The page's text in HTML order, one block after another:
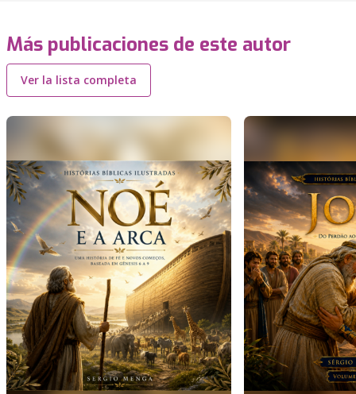
Más publicaciones de este autor
Ver la lista completa